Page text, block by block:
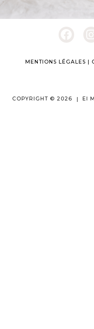
MENTIONS LÉGALES
COPYRIGHT © 2026 EI